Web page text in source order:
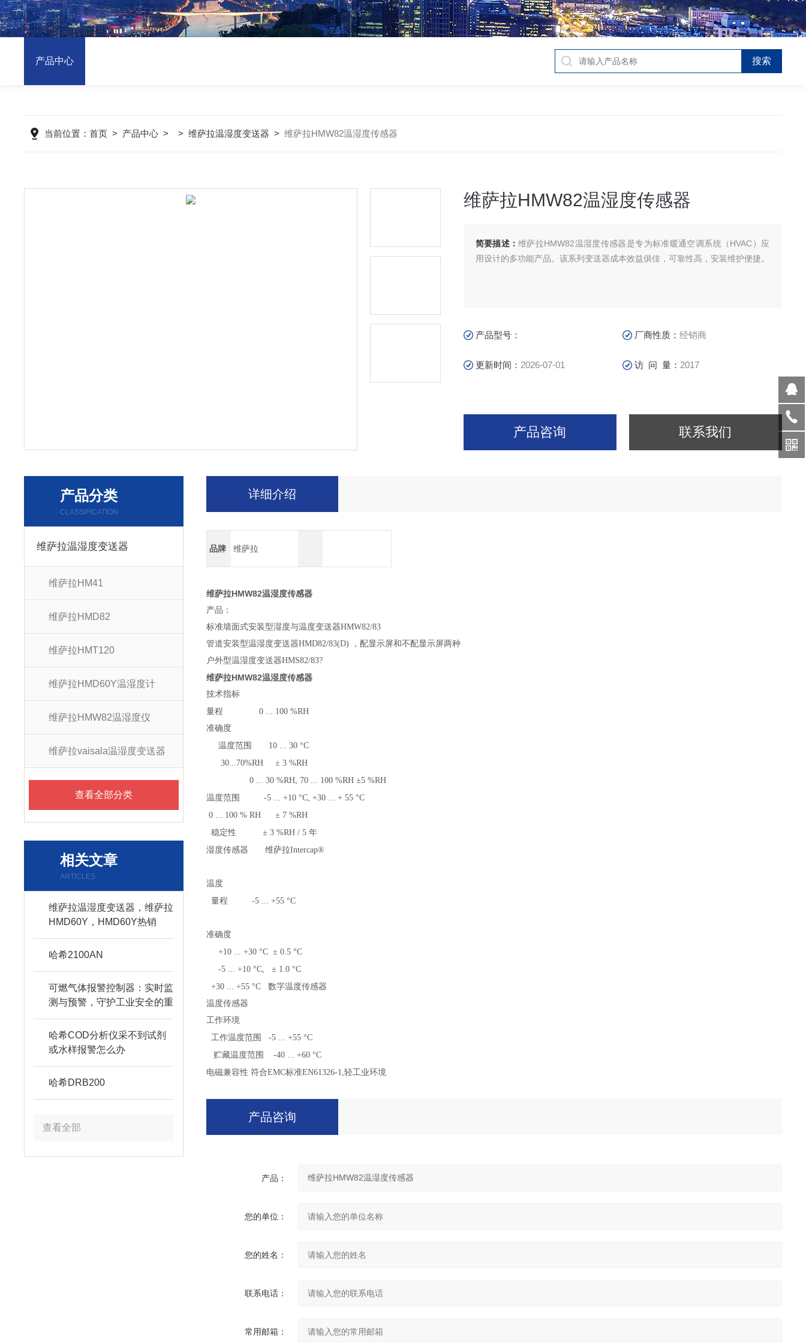
产品中心
当前位置：首页 > 产品中心 > >维萨拉温湿度变送器 >维萨拉HMW82温湿度传感器
维萨拉HMW82温湿度传感器
简要描述：维萨拉HMW82温湿度传感器是专为标准暖通空调系统（HVAC）应
用设计的多功能产品。该系列变送器成本效益俱佳，可靠性高，安装维护便捷。
产品型号： 厂商性质：经销商
更新时间： 2026-07-01 访 问 量： 2017
产品咨询 联系我们
产品分类
CLASSIFICATION
维萨拉温湿度变送器
维萨拉HM41
维萨拉HMD82
维萨拉HMT120
维萨拉HMD60Y温湿度计
维萨拉HMW82温湿度仪
维萨拉vaisala温湿度变送器
查看全部分类
相关文章
ARTICLES
维萨拉温湿度变送器，维萨拉
HMD60Y，HMD60Y热销
哈希2100AN
可燃气体报警控制器：实时监
测与预警，守护工业安全的重
要防线
哈希COD分析仪采不到试剂
或水样报警怎么办
哈希DRB200
查看全部
详细介绍
品牌 维萨拉
维萨拉HMW82温湿度传感器
产品：
标准墙面式安装型湿度与温度变送器HMW82/83
管道安装型温湿度变送器HMD82/83(D) ，配显示屏和不配显示屏两种
户外型温湿度变送器HMS82/83?
维萨拉HMW82温湿度传感器
技术指标
量程
0 ... 100 %RH
准确度
温度范围
10 ... 30 °C
30...70%RH
± 3 %RH
0 ... 30 %RH, 70 ... 100 %RH ±5 %RH
温度范围
-5 ... +10 °C, +30 ... + 55 °C
0 ... 100 % RH
± 7 %RH
稳定性
± 3 %RH / 5 年
湿度传感器
维萨拉Intercap®
温度
量程
-5 ... +55 °C
准确度
+10 ... +30 °C ± 0.5 °C
-5 ... +10 °C,
± 1.0 °C
+30 ... +55 °C
数字温度传感器
温度传感器
工作环境
工作温度范围
-5 ... +55 °C
贮藏温度范围
-40 ... +60 °C
电磁兼容性 符合EMC标准EN61326-1,轻工业环境
产品咨询
产品：
您的单位：
您的姓名：
联系电话：
常用邮箱：